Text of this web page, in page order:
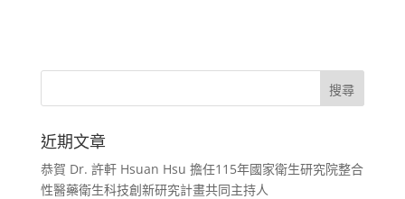
近期文章
恭賀 Dr. 許軒 Hsuan Hsu 擔任115年國家衛生研究院整合
性醫藥衛生科技創新研究計畫共同主持人